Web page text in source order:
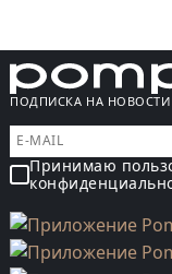
ПОДПИСКА НА
Принимаю